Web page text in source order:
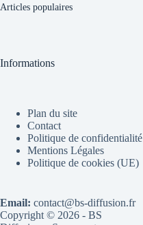
Articles populaires
Informations
Plan du site
Contact
Politique de confidentialité
Mentions Légales
Politique de cookies (UE)
Email: contact@bs-diffusion.fr
Copyright © 2026 - BS